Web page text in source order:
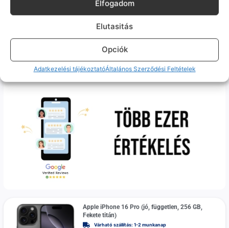
Elfogadom
Elutasitás
Opciók
Adatkezelési tájékoztatóÁltalános Szerződési Feltételek
Prémium
Csillagfény)
Várható szállítás: 1-2 munkanap
Akkumulátor: 100% Csak eSIM!
Apple iPhone 16 Pro (jó, független, 256 GB,
Fekete titán)
Várható szállítás: 1-2 munkanap